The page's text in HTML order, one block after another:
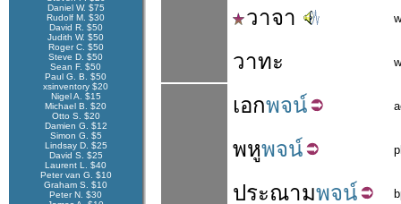
Daniel W. $75
Rudolf M. $30
David R. $50
Judith W. $50
Roger C. $50
Steve D. $50
Sean F. $50
Paul G. B. $50
xsinventory $20
Nigel A. $15
Michael B. $20
Otto S. $20
Damien G. $12
Simon G. $5
Lindsay D. $25
David S. $25
Laurent L. $40
Peter van G. $10
Graham S. $10
Peter N. $30
วาจา
วาทะ
เอกพจน์
พหูพจน์
ประณามพจน์